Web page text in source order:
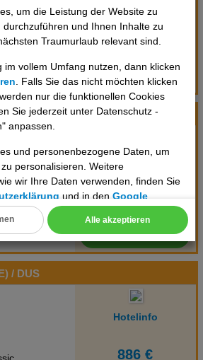
um die Leistung der Website zu
durchzuführen und Ihnen Inhalte zu
Traumurlaub relevant sind.
im vollem Umfang nutzen, dann klicken
. Falls Sie das nicht möchten klicken
nur die funktionellen Cookies
Sie jederzeit unter Datenschutz -
anpassen.
und personenbezogene Daten, um
personalisieren. Weitere
wir Ihre Daten verwenden, finden Sie
und in denGoogle
Alle akzeptieren
886 €
Termin prüfen
STR
Hotelinfo
886 €
Termin prüfen
/ DUS
Hotelinfo
886 €